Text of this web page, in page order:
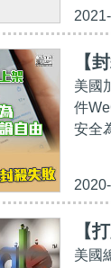
【
美國
件
安全
【
美國